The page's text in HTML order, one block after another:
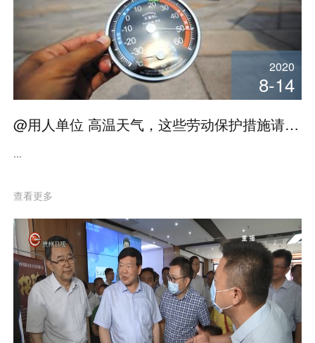
2020
8-14
@用人单位 高温天气，这些劳动保护措施请做好！
...
查看更多